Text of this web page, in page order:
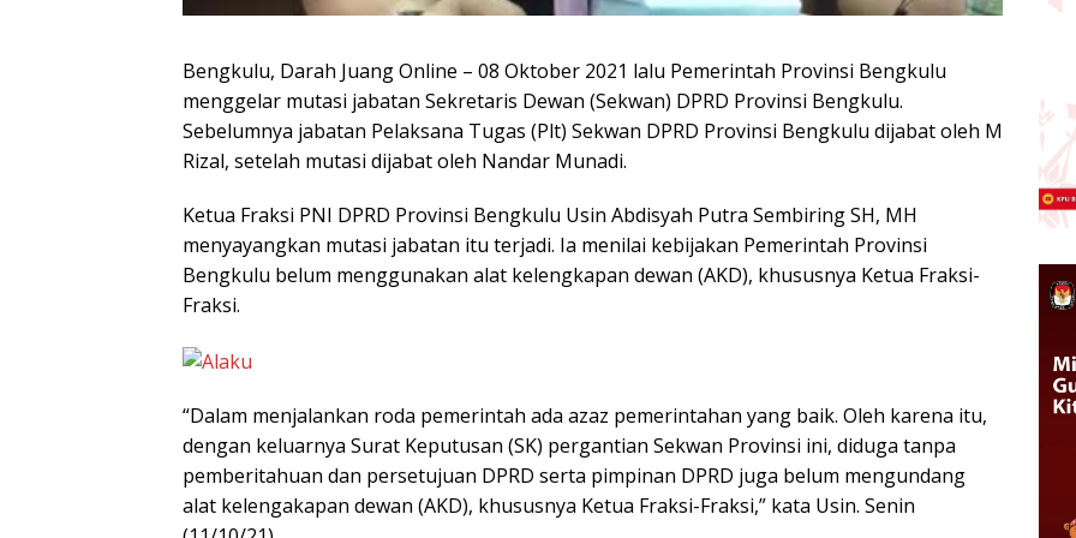
Bengkulu, Darah Juang Online – 08 Oktober 2021 lalu Pemerintah Provinsi Bengkulu
menggelar mutasi jabatan Sekretaris Dewan (Sekwan) DPRD Provinsi Bengkulu.
Sebelumnya jabatan Pelaksana Tugas (Plt) Sekwan DPRD Provinsi Bengkulu dijabat oleh M
Rizal, setelah mutasi dijabat oleh Nandar Munadi.
Ketua Fraksi PNI DPRD Provinsi Bengkulu Usin Abdisyah Putra Sembiring SH, MH
menyayangkan mutasi jabatan itu terjadi. Ia menilai kebijakan Pemerintah Provinsi
Bengkulu belum menggunakan alat kelengkapan dewan (AKD), khususnya Ketua Fraksi-
Fraksi.
“Dalam menjalankan roda pemerintah ada azaz pemerintahan yang baik. Oleh karena itu,
dengan keluarnya Surat Keputusan (SK) pergantian Sekwan Provinsi ini, diduga tanpa
pemberitahuan dan persetujuan DPRD serta pimpinan DPRD juga belum mengundang
alat kelengakapan dewan (AKD), khususnya Ketua Fraksi-Fraksi,” kata Usin. Senin